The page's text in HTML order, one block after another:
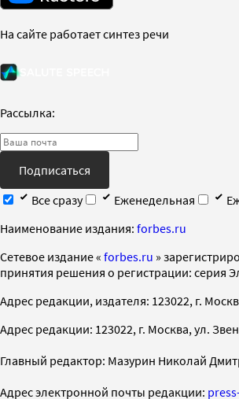
На сайте работает синтез речи
Рассылка:
Подписаться
Все сразу
Еженедельная
Наименование издания: forbes.ru
Cетевое издание « forbes.ru »
принятия решения о регистрации: серия
Адрес редакции, издателя: 123022, г.
Адрес редакции: 123022, г. Москва, ул.
Главный редактор: Мазурин Николай
Адрес электронной почты редакции: